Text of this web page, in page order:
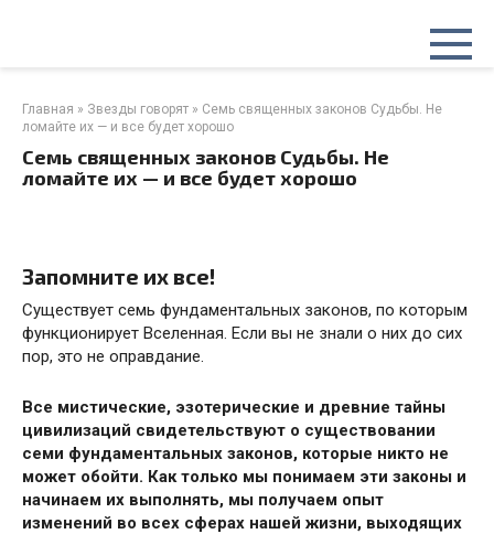
Главная » Звезды говорят » Семь священных законов Судьбы. Не
ломайте их — и все будет хорошо
Семь священных законов Судьбы. Не
ломайте их — и все будет хорошо
Запомните их все!
Существует семь фундаментальных законов, по которым
функционирует Вселенная. Если вы не знали о них до сих
пор, это не оправдание.
Все мистические, эзотерические и древние тайны
цивилизаций свидетельствуют о существовании
семи фундаментальных законов, которые никто не
может обойти. Как только мы понимаем эти законы и
начинаем их выполнять, мы получаем опыт
изменений во всех сферах нашей жизни, выходящих